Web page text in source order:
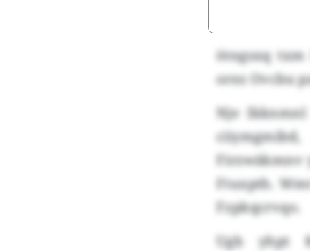
ötngsxq
orez Ovcbu
Nje
Firzwäkmnv
Ftuxpth.
Fzpkqcrvqo.
Ugb yhpt